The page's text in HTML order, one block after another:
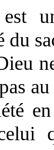
est
du